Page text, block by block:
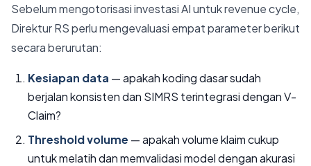
Sebelum mengotorisasi investasi AI untuk revenue cycle,
Direktur RS perlu mengevaluasi empat parameter berikut
secara berurutan:
Kesiapan data — apakah koding dasar sudah
berjalan konsisten dan SIMRS terintegrasi dengan V-
Claim?
Threshold volume — apakah volume klaim cukup
untuk melatih dan memvalidasi model dengan akurasi